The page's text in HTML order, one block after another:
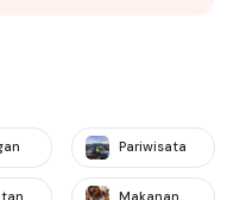
Pariwisata
Makanan